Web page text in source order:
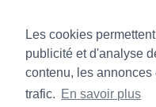
Les cookies
publicité et d'analyse
contenu, les annonces
trafic. En savoir plus